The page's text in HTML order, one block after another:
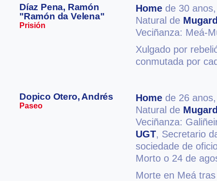
Díaz Pena, Ramón
"Ramón da Velena"
Prisión
Home de 30
Natural de
Veciñanza: Meá-
Xulgado por
conmutada por
Dopico Otero, Andrés
Paseo
Home de 26
Natural de
Veciñanza:
UGT, Secretario
sociedade de
Morto o 24 de
Morte en Meá